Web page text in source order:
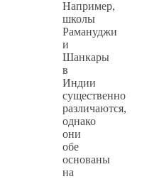
Например,
школы
Рамануджи
и
Шанкары
в
Индии
существенно
различаются,
однако
они
обе
основаны
на